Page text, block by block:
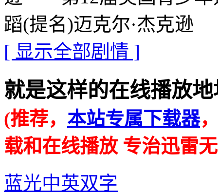
蹈(提名)迈克尔·杰克逊
[ 显示全部剧情 ]
就是这样的在线播放地
(推荐， 本站专属下载器
载和在线播放 专治迅雷
蓝光中英双字